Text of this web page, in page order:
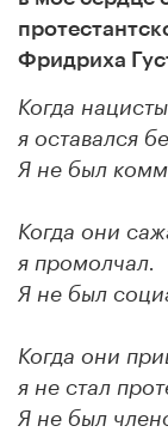
Фридриха
Когда
я оставался
Я не был
Когда они
я промолчал.
Я не был
Когда они
я не стал
Я не был